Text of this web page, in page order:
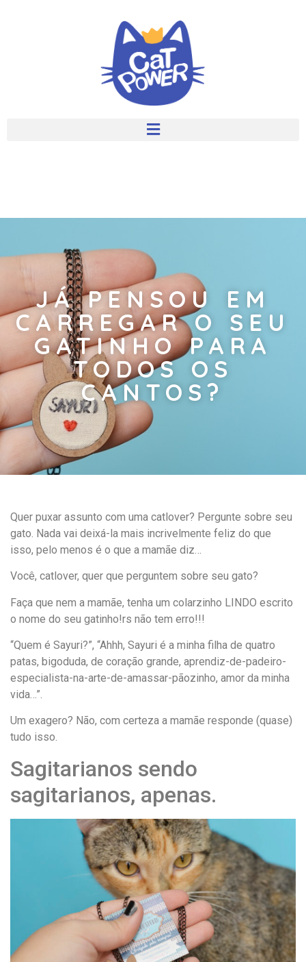
JÁ PENSOU EM
CARREGAR O SEU
GATINHO PARA
TODOS OS
CANTOS?
Quer puxar assunto com uma catlover? Pergunte sobre seu
gato. Nada vai deixá-la mais incrivelmente feliz do que
isso, pelo menos é o que a mamãe diz…
Você, catlover, quer que perguntem sobre seu gato?
Faça que nem a mamãe, tenha um colarzinho LINDO escrito
o nome do seu gatinho!rs não tem erro!!!
“Quem é Sayuri?”, “Ahhh, Sayuri é a minha filha de quatro
patas, bigoduda, de coração grande, aprendiz-de-padeiro-
especialista-na-arte-de-amassar-pãozinho, amor da minha
vida…”.
Um exagero? Não, com certeza a mamãe responde (quase)
tudo isso.
Sagitarianos sendo
sagitarianos, apenas.